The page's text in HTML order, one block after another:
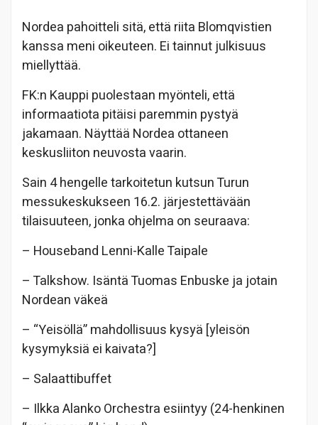
Nordea pahoitteli sitä, että riita Blomqvistien
kanssa meni oikeuteen. Ei tainnut julkisuus
miellyttää.
FK:n Kauppi puolestaan myönteli, että
informaatiota pitäisi paremmin pystyä
jakamaan. Näyttää Nordea ottaneen
keskusliiton neuvosta vaarin.
Sain 4 hengelle tarkoitetun kutsun Turun
messukeskukseen 16.2. järjestettävään
tilaisuuteen, jonka ohjelma on seuraava:
– Houseband Lenni-Kalle Taipale
– Talkshow. Isäntä Tuomas Enbuske ja jotain
Nordean väkeä
– “Yeisöllä” mahdollisuus kysyä [yleisön
kysymyksiä ei kaivata?]
– Salaattibuffet
– Ilkka Alanko Orchestra esiintyy (24-henkinen